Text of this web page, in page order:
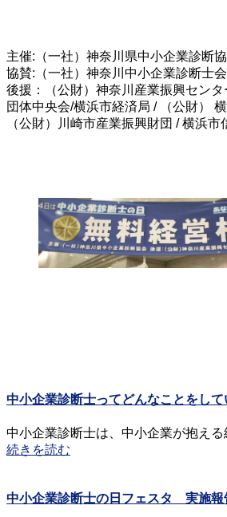
主催:（一社）神奈川県中小企業診断
協賛:（一社）神奈川中小企業診断士会
後援：（公財）神奈川産業振興セン
団体中央会/横浜市経済局 / （公財）
（公財）川崎市産業振興財団 / 横浜市
中小企業診断士ってどんなことをして
中小企業診断士は、中小企業が抱える
続きを読む
中小企業診断士の日フェスタ 実施報